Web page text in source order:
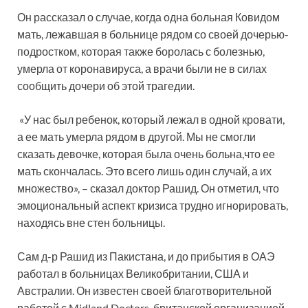
Он рассказал о случае, когда одна больная Ковидом
мать, лежавшая в больнице рядом со своей дочерью-
подростком, которая также боролась с болезнью,
умерла от коронавируса, а врачи были не в силах
сообщить дочери об этой трагедии.
«У нас был ребенок, который лежал в одной кровати,
а ее мать умерла рядом в другой. Мы не смогли
сказать девочке, которая была очень больна,что ее
мать скончалась. Это всего лишь один случай, а их
множество», – сказал доктор Рашид. Он отметил, что
эмоциональный аспект кризиса трудно игнорировать,
находясь вне стен больницы.
Сам д-р Рашид из Пакистана, и до прибытия в ОАЭ
работал в больницах Великобритании, США и
Австралии. Он известен своей благотворительной